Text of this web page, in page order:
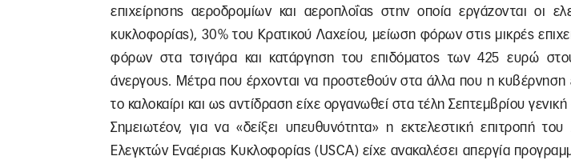
επιχείρησης αεροδρομίων και αεροπλοΐας στην οποία εργάζονται οι
κυκλοφορίας), 30% του Κρατικού Λαχείου, μείωση φόρων στις μικρές
φόρων στα τσιγάρα και κατάργηση του επιδόματος των 425 ευρώ
άνεργους. Μέτρα που έρχονται να προστεθούν στα άλλα που η κυβέρνηση
το καλοκαίρι και ως αντίδραση είχε οργανωθεί στα τέλη Σεπτεμβρίου γενική
Σημειωτέον, για να «δείξει υπευθυνότητα» η εκτελεστική επιτροπή του
Ελεγκτών Εναέριας Κυκλοφορίας (USCA) είχε ανακαλέσει απεργία